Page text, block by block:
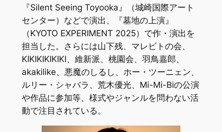
『Silent Seeing Toyooka』（城崎国際アート
センター）などで演出、『墓地の上演』
（KYOTO EXPERIMENT 2025）で作・演出を
担当した。さらには山下残、マレビトの会、
KIKIKIKIKIKI、維新派、桃園会、羽鳥嘉郎、
akakilike、悪魔のしるし、ホー・ツーニェン、
ルリー・シャバラ、荒木優光、Mi-Mi-Biの公演
や作品に参加等、様式やジャンルを問わない活
動で注目されている。